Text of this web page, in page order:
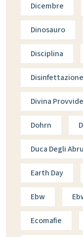
Dicembre
Dinosauro
Disciplina
Disinfettazione
Divina
Dohrn
Duca Degli
Earth Day
Ebw
Ecomafie